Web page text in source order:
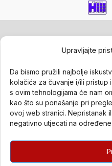
Upravljajte
Da bismo pružili najbolje
kolačića za čuvanje i/ili pristup
s ovim tehnologijama će nam
kao što su ponašanje pri
ovoj web stranici. Nepristanak
negativno utjecati na